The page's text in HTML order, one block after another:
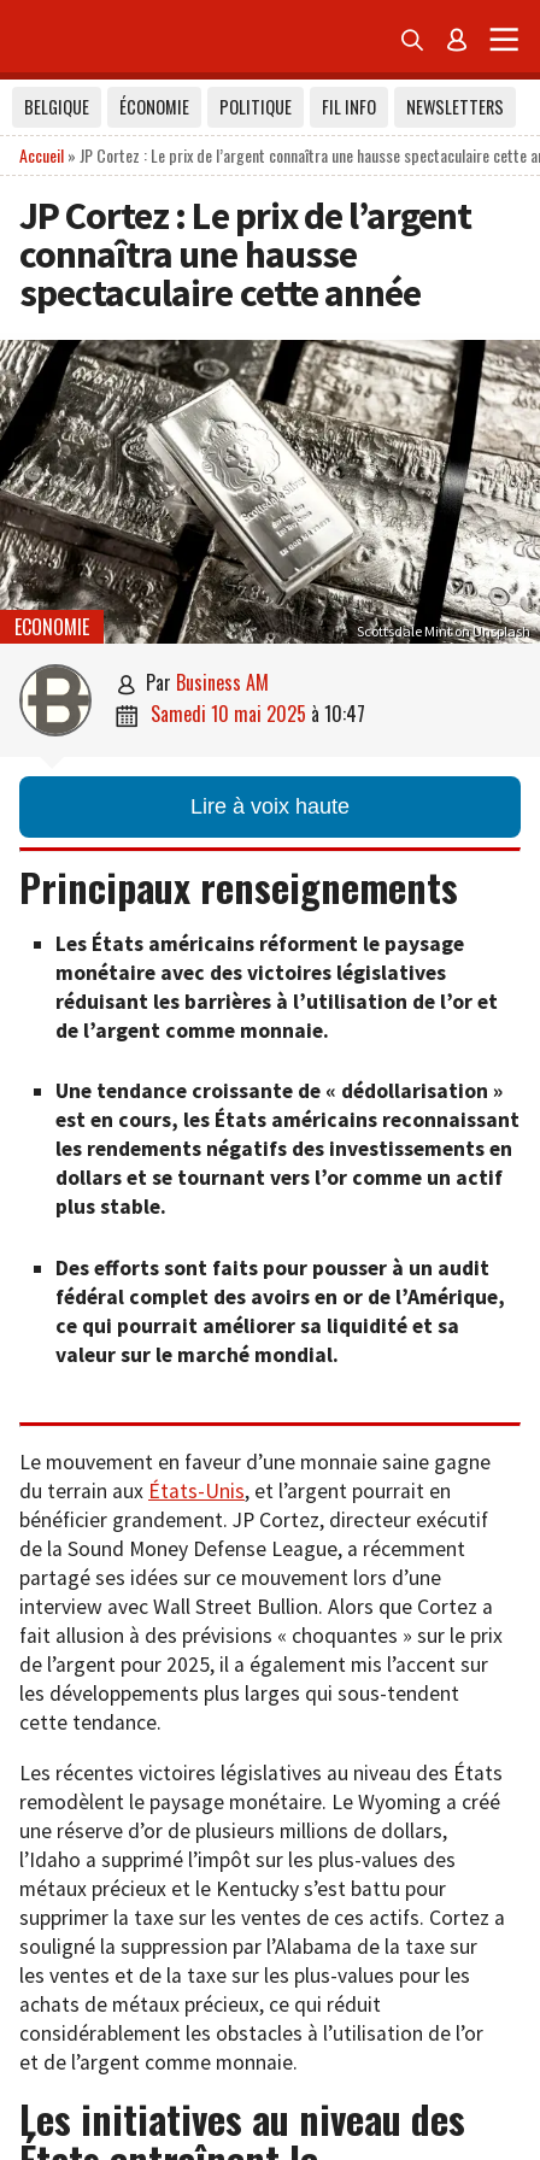
 
BELGIQUE ÉCONOMIE POLITIQUE FIL INFO
NEWSLETTERS
Accueil» JP Cortez : Le prix de l’argent connaîtra une hausse spectaculaire cette
JP Cortez : Le prix de l’argent
connaîtra une hausse
spectaculaire cette année
Scottsdale Mint on Unsplash
ECONOMIE
 par Business AM
 samedi 10 mai 2025 à 10:47
Lire à voix haute
Principaux renseignements
Les États américains réforment le paysage
monétaire avec des victoires législatives
réduisant les barrières à l’utilisation de l’or et
de l’argent comme monnaie.
Une tendance croissante de « dédollarisation »
est en cours, les États américains reconnaissant
les rendements négatifs des investissements en
dollars et se tournant vers l’or comme un actif
plus stable.
Des efforts sont faits pour pousser à un audit
fédéral complet des avoirs en or de l’Amérique,
ce qui pourrait améliorer sa liquidité et sa
valeur sur le marché mondial.
Le mouvement en faveur d’une monnaie saine gagne
du terrain aux États-Unis, et l’argent pourrait en
bénéficier grandement. JP Cortez, directeur exécutif
de la Sound Money Defense League, a récemment
partagé ses idées sur ce mouvement lors d’une
interview avec Wall Street Bullion. Alors que Cortez a
fait allusion à des prévisions « choquantes » sur le prix
de l’argent pour 2025, il a également mis l’accent sur
les développements plus larges qui sous-tendent
cette tendance.
Les récentes victoires législatives au niveau des États
remodèlent le paysage monétaire. Le Wyoming a créé
une réserve d’or de plusieurs millions de dollars,
l’Idaho a supprimé l’impôt sur les plus-values des
métaux précieux et le Kentucky s’est battu pour
supprimer la taxe sur les ventes de ces actifs. Cortez a
souligné la suppression par l’Alabama de la taxe sur
les ventes et de la taxe sur les plus-values pour les
achats de métaux précieux, ce qui réduit
considérablement les obstacles à l’utilisation de l’or
et de l’argent comme monnaie.
Les initiatives au niveau des